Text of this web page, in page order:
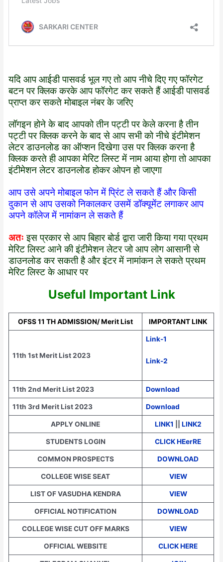
यदि आप आईडी पासवर्ड भूल गए तो आप नीचे दिए गए फॉरगेट
बटन पर क्लिक करके आप फॉरगेट कर सकते हैं आईडी पासवर्ड
प्राप्त कर सकते मोबाइल नंबर के जरिए
लॉगइन होने के बाद आपको तीन पट्टी पर केले करना है तीन
पट्टी पर क्लिक करने के बाद से आप सभी को नीचे इंटीमेशन
लेटर डाउनलोड का ऑप्शन दिखेगा उस पर क्लिक करना है
क्लिक करते ही आपका मेरिट लिस्ट में नाम आया होगा तो आपका
इंटीमेशन लेटर डाउनलोड होकर ओपन हो जाएगा
आप उसे अपने मोबाइल फोन में प्रिंट ले सकते हैं और किसी
दुकान से आप उसको निकालकर उसमें डॉक्यूमेंट लगाकर आप
अपने कॉलेज में नामांकन ले सकते हैं
अतः इस प्रकार से आप बिहार बोर्ड द्वारा जारी किया गया प्रथम
मेरिट लिस्ट आने की इंटीमेशन लेटर जो आप लोग आसानी से
डाउनलोड कर सकती है और इंटर में नामांकन ले सकते प्रथम
मेरिट लिस्ट के आधार पर
Useful Important Link
OFSS 11 TH ADMISSION/ Merit List IMPORTANT LINK
11th 1st Merit List 2023
Link-1
Link-2
11th 2nd Merit List 2023 Download
11th 3rd Merit List 2023 Download
APPLY ONLINE LINK1 LINK2
STUDENTS LOGIN CLICK HEerRE
COMMON PROSPECTS DOWNLOAD
COLLEGE WISE SEAT VIEW
LIST OF VASUDHA KENDRA VIEW
OFFICIAL NOTIFICATION DOWNLOAD
COLLEGE WISE CUT OFF MARKS VIEW
OFFICIAL WEBSITE CLICK HERE